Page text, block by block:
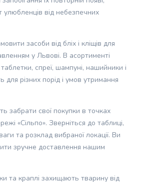
для
собак
для
собак
Дверцята
для
22:00
Чт, Пт, Сб,
Нд 08:00-
22:00
до 15 кг
Пн, Вт, Ср,
22:00
Пн, Вт, Ср,
Чт, Пт, Сб,
Нд 08:00-
до 15 кг
від небезпечних
засоби від бліх і кліщів для
у Львові. В асортименті
спреї, шампуні, нашийники і
для різних порід і умов утримання
забрати свої покупки в точках
«Сільпо». Зверніться до таблиці,
та розклад вибраної локації. Ви
зручне доставлення нашим
та краплі захищають тварину від